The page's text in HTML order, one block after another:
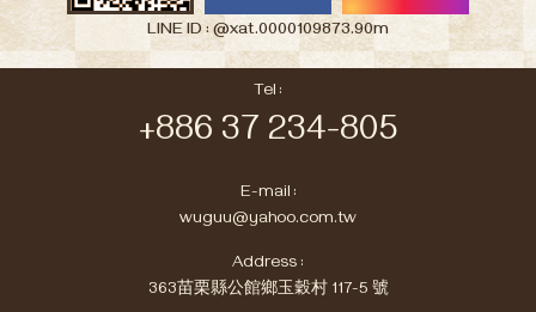
LINE ID : @xat.0000109873.90m
Tel :
+886 37 234-805
E-mail :
wuguu@yahoo.com.tw
Address :
363苗栗縣公館鄉玉穀村 117-5 號